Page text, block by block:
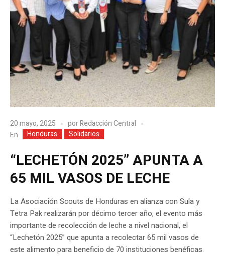
20 mayo, 2025 porRedacción Central
En
Honduras Solidarios
“LECHETÓN 2025” APUNTA A
65 MIL VASOS DE LECHE
La Asociación Scouts de Honduras en alianza con Sula y
Tetra Pak realizarán por décimo tercer año, el evento más
importante de recolección de leche a nivel nacional, el
“Lechetón 2025” que apunta a recolectar 65 mil vasos de
este alimento para beneficio de 70 instituciones benéficas.